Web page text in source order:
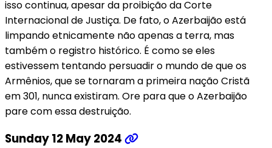
isso continua, apesar da proibição da Corte
Internacional de Justiça. De fato, o Azerbaijão está
limpando etnicamente não apenas a terra, mas
também o registro histórico. É como se eles
estivessem tentando persuadir o mundo de que os
Armênios, que se tornaram a primeira nação Cristã
em 301, nunca existiram. Ore para que o Azerbaijão
pare com essa destruição.
Sunday 12 May 2024